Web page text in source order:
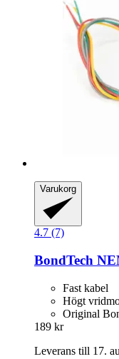
Varukorg
4.7 (7)
BondTech
Fast kabel
Högt
Original
189 kr
Leverans till 17.